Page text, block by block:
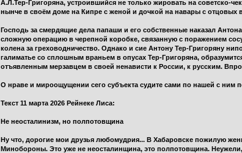
А.Л.Тер-Григоряна, устроившийся не только жировать на советско-
нынче в своём доме на Кипре с женой и дочкой на навары с отцовых
Господь за смердящие дела папаши и его собственные наказал
сложную операцию в черепной коробке, связанную с поражением
колена за греховодничество. Однако и сие Антону Тер-Григоряну
галиматье со сплошным враньем в опусах Тер-Григоряна,
отъявленным мерзавцем в своей ненависти к России, к русским.
О нраве и мироощущении сего субъекта судите сами по нашей с ним
Текст 11 марта 2026 Рейнеке Лиса:
Не неосталинизм, но полпотовщина
Ну что, дорогие мои друзья любомудрия... В Хабаровске пожилую
Минобороны. Это уже не неосталинщина, это полпотовщина. Неужели,